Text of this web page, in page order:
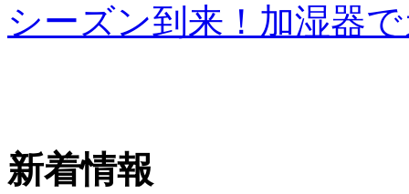
シーズン到来！加湿器
新着情報